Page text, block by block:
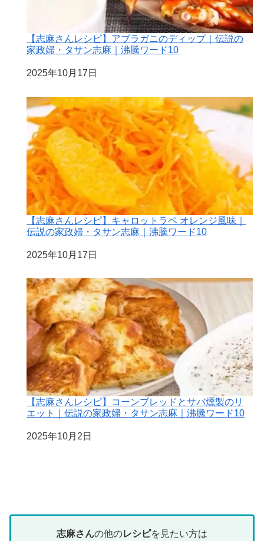
【志麻さんレシピ】アブラガニのディップ｜伝説の
家政婦・タサン志麻｜沸騰ワード10
日付
2025年10月17日
【志麻さんレシピ】キャロットラペ オレンジ風味｜
伝説の家政婦・タサン志麻｜沸騰ワード10
日付
2025年10月17日
【志麻さんレシピ】コーンブレッドとサバ燻製のリ
エット｜伝説の家政婦・タサン志麻｜沸騰ワード10
日付
2025年10月2日
志麻さんの他のレシピを見たい方は